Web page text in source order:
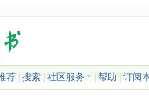
荐| 搜索| 社区服务 帮助 订阅